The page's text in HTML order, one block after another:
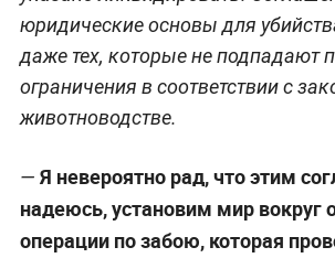
юридические основы для
даже тех, которые не подпадают
ограничения в соответствии с
животноводстве.
— Я невероятно рад, что этим
надеюсь, установим мир вокруг
операции по забою, которая